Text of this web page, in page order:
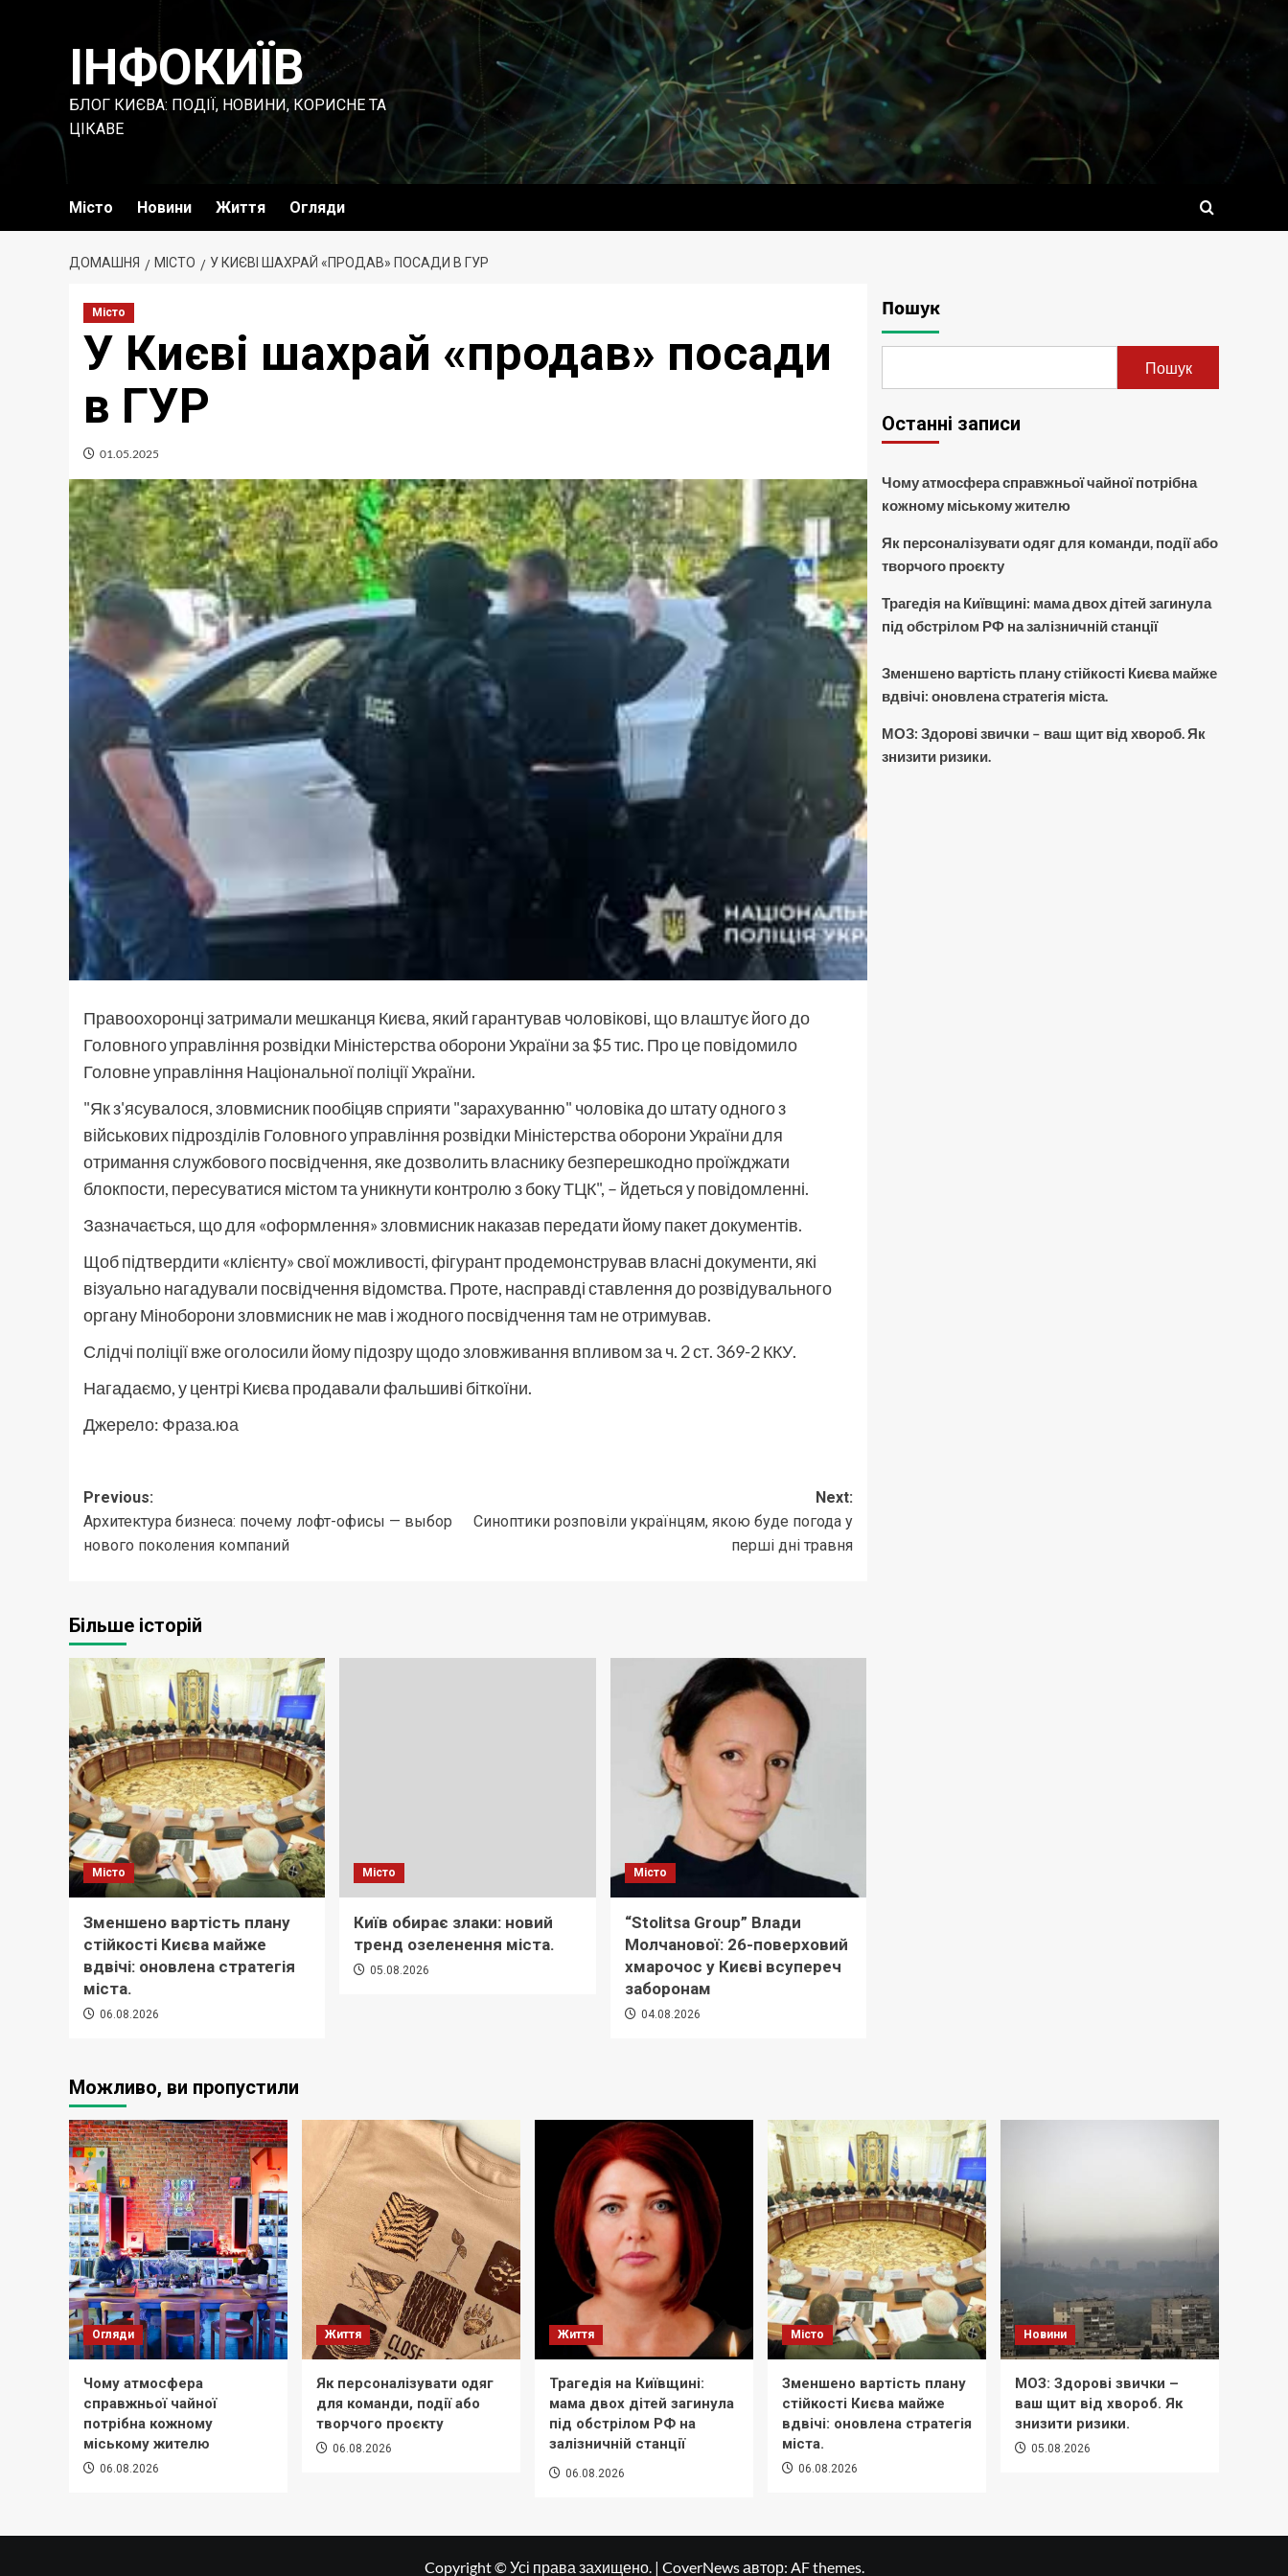
ІНФОКИЇВ
БЛОГ КИЄВА: ПОДІЇ, НОВИНИ, КОРИСНЕ ТА
ЦІКАВЕ
Місто Новини Життя Огляди
ДОМАШНЯ МІСТО У КИЄВІ ШАХРАЙ «ПРОДАВ» ПОСАДИ В ГУР
Місто
У Києві шахрай «продав» посади
в ГУР
01.05.2025
Правоохоронці затримали мешканця Києва, який гарантував чоловікові, що влаштує його до
Головного управління розвідки Міністерства оборони України за $5 тис. Про це повідомило
Головне управління Національної поліції України.
"Як з'ясувалося, зловмисник пообіцяв сприяти "зарахуванню" чоловіка до штату одного з
військових підрозділів Головного управління розвідки Міністерства оборони України для
отримання службового посвідчення, яке дозволить власнику безперешкодно проїжджати
блокпости, пересуватися містом та уникнути контролю з боку ТЦК", – йдеться у повідомленні.
Зазначається, що для «оформлення» зловмисник наказав передати йому пакет документів.
Щоб підтвердити «клієнту» свої можливості, фігурант продемонстрував власні документи, які
візуально нагадували посвідчення відомства. Проте, насправді ставлення до розвідувального
органу Міноборони зловмисник не мав і жодного посвідчення там не отримував.
Слідчі поліції вже оголосили йому підозру щодо зловживання впливом за ч. 2 ст. 369-2 ККУ.
Нагадаємо, у центрі Києва продавали фальшиві біткоїни.
Джерело: Фраза.юа
Post
navigation
Previous:
Архитектура бизнеса: почему лофт-офисы — выбор
нового поколения компаний
Next:
Синоптики розповіли українцям, якою буде погода у
перші дні травня
Більше історій
Місто
Зменшено вартість плану
стійкості Києва майже
вдвічі: оновлена стратегія
міста.
06.08.2026
Місто
Київ обирає злаки: новий
тренд озеленення міста.
05.08.2026
Місто
“Stolitsa Group” Влади
Молчанової: 26-поверховий
хмарочос у Києві всупереч
заборонам
04.08.2026
Пошук
Пошук
Останні записи
Чому атмосфера справжньої чайної потрібна
кожному міському жителю
Як персоналізувати одяг для команди, події або
творчого проєкту
Трагедія на Київщині: мама двох дітей загинула
під обстрілом РФ на залізничній станції
Зменшено вартість плану стійкості Києва майже
вдвічі: оновлена стратегія міста.
МОЗ: Здорові звички – ваш щит від хвороб. Як
знизити ризики.
Можливо, ви пропустили
Огляди
Чому атмосфера
справжньої чайної
потрібна кожному
міському жителю
06.08.2026
Життя
Як персоналізувати одяг
для команди, події або
творчого проєкту
06.08.2026
Життя
Трагедія на Київщині:
мама двох дітей загинула
під обстрілом РФ на
залізничній станції
06.08.2026
Місто
Зменшено вартість плану
стійкості Києва майже
вдвічі: оновлена стратегія
міста.
06.08.2026
Новини
МОЗ: Здорові звички –
ваш щит від хвороб. Як
знизити ризики.
05.08.2026
Copyright © Усі права захищено. | CoverNewsавтор: AF themes.